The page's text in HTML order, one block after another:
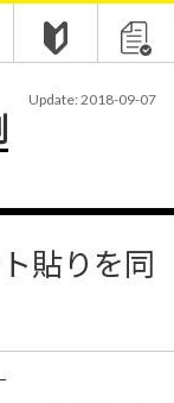
Update: 2018-09-07
貼りを同